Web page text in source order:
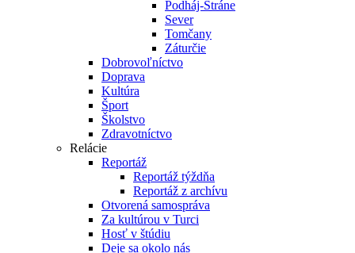
Podháj-Stráne
Sever
Tomčany
Záturčie
Dobrovoľníctvo
Doprava
Kultúra
Šport
Školstvo
Zdravotníctvo
Relácie
Reportáž
Reportáž týždňa
Reportáž z archívu
Otvorená samospráva
Za kultúrou v Turci
Hosť v štúdiu
Deje sa okolo nás